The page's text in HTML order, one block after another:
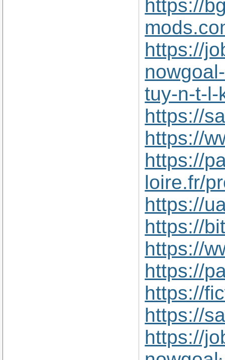
https://
https://
tuy-n-t-l-
https://
https://
https://
loire.fr/
https://
https://
https://
https://
https://
https://
https://